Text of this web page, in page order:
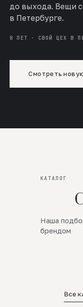
до выхода. Вещи
в Петербурге.
8 ЛЕТ · СВОЙ ЦЕХ В
Смотреть
КАТАЛОГ
Наша
брендом
SALE
Все